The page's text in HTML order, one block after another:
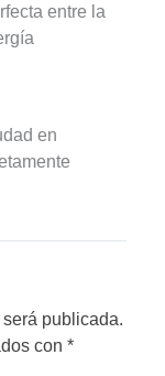
entre la
en
publicada.
con *